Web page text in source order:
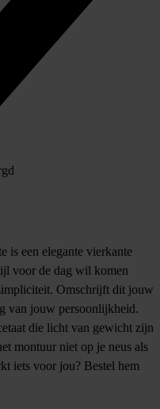
is een elegante vierkante
voor de dag wil komen
Omschrijft dit jouw
van jouw persoonlijkheid.
die licht van gewicht zijn
montuur niet op je neus als
iets voor jou? Bestel hem